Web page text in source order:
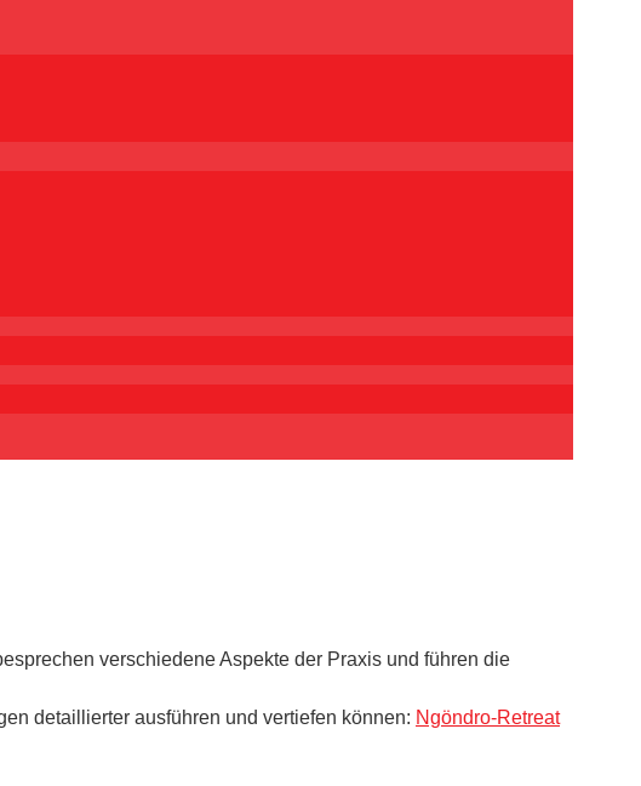
verschiedene Aspekte der Praxis und führen die
detaillierter ausführen und vertiefen können: Ngöndro-Retreat